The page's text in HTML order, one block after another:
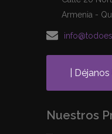
Armenia -
|
Nuestros